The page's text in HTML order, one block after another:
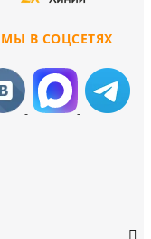
МЫ В СОЦСЕТЯХ